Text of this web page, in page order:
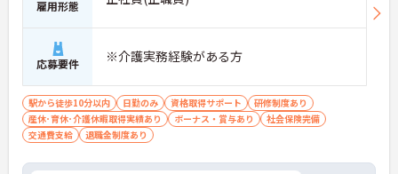
制度を利用できます ・徒歩や自転車の通勤手当も用
意しています
雇用形態
応募要件 ※介護実務経験がある方
駅から徒歩10分以内 日勤のみ 資格取得サポート
研修制度あり
産休･育休･介護休暇取得実績あり
ボーナス・賞与あり
社会保険完備
交通費支給
退職金制度あり